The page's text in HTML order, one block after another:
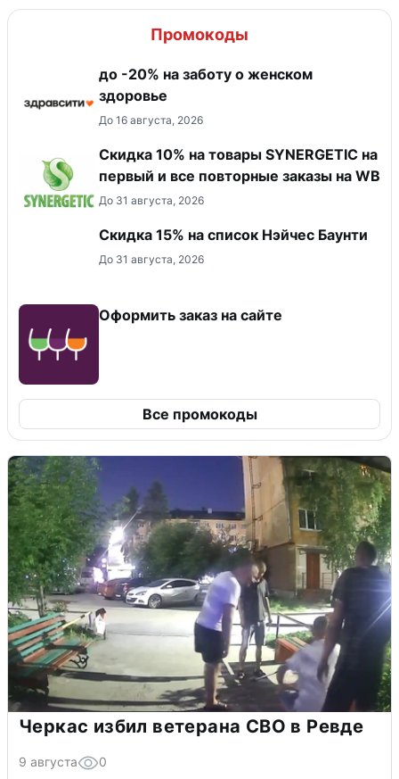
Промокоды
до -20% на заботу о женском
здоровье
До 16 августа, 2026
Скидка 10% на товары SYNERGETIC на
первый и все повторные заказы на WB
До 31 августа, 2026
Скидка 15% на список Нэйчес Баунти
До 31 августа, 2026
Оформить заказ на сайте
Все промокоды
Черкас избил ветерана СВО в Ревде
9 августа 0